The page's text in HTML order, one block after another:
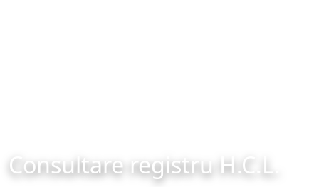
Consultare registru H.C.L.